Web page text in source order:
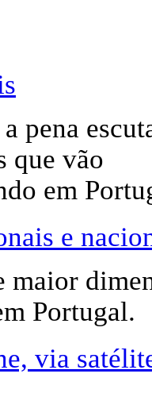
pena
que vão
em
e
maior
Portugal.
via